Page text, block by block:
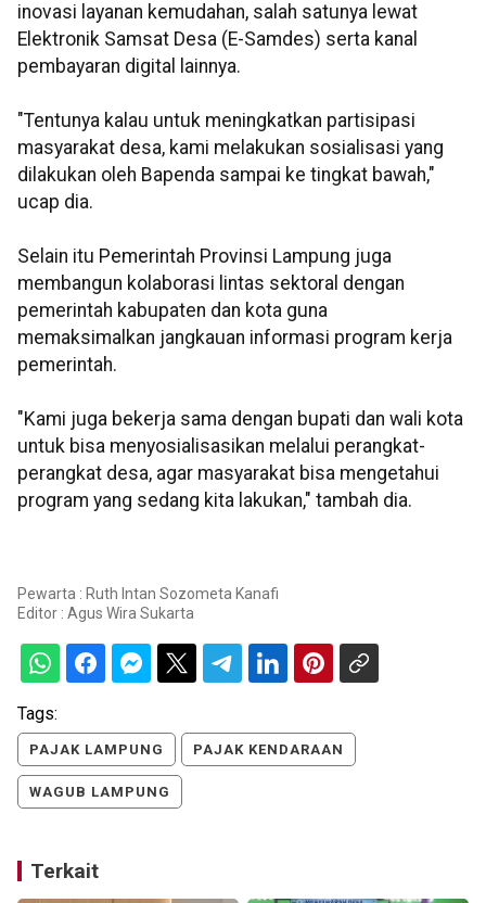
inovasi layanan kemudahan, salah satunya lewat
Elektronik Samsat Desa (E-Samdes) serta kanal
pembayaran digital lainnya.
"Tentunya kalau untuk meningkatkan partisipasi
masyarakat desa, kami melakukan sosialisasi yang
dilakukan oleh Bapenda sampai ke tingkat bawah,"
ucap dia.
Selain itu Pemerintah Provinsi Lampung juga
membangun kolaborasi lintas sektoral dengan
pemerintah kabupaten dan kota guna
memaksimalkan jangkauan informasi program kerja
pemerintah.
"Kami juga bekerja sama dengan bupati dan wali kota
untuk bisa menyosialisasikan melalui perangkat-
perangkat desa, agar masyarakat bisa mengetahui
program yang sedang kita lakukan," tambah dia.
Pewarta : Ruth Intan Sozometa Kanafi
Editor : Agus Wira Sukarta
Tags:
PAJAK LAMPUNG PAJAK KENDARAAN
WAGUB LAMPUNG
Terkait